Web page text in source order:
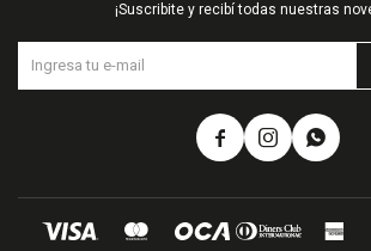
¡Suscribite y recibí todas nuestras
  